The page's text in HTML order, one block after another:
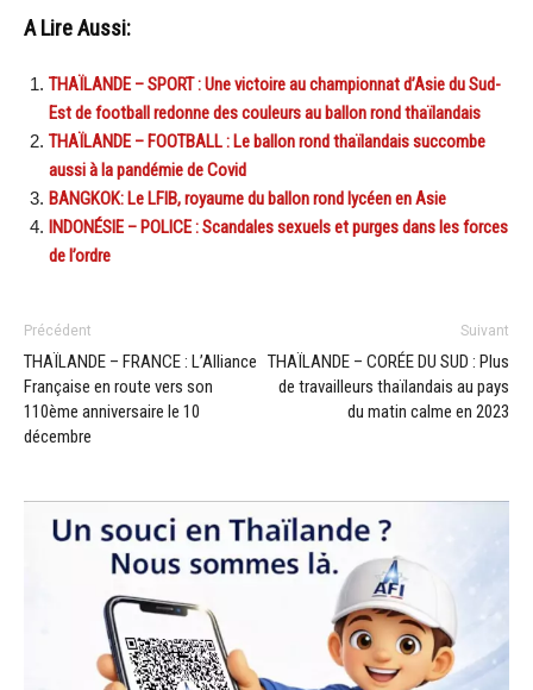
A Lire Aussi:
THAÏLANDE – SPORT : Une victoire au championnat d’Asie du Sud-
Est de football redonne des couleurs au ballon rond thaïlandais
THAÏLANDE – FOOTBALL : Le ballon rond thaïlandais succombe
aussi à la pandémie de Covid
BANGKOK: Le LFIB, royaume du ballon rond lycéen en Asie
INDONÉSIE – POLICE : Scandales sexuels et purges dans les forces
de l’ordre
Précédent
THAÏLANDE – FRANCE : L’Alliance
Française en route vers son
110ème anniversaire le 10
décembre
Suivant
THAÏLANDE – CORÉE DU SUD : Plus
de travailleurs thaïlandais au pays
du matin calme en 2023